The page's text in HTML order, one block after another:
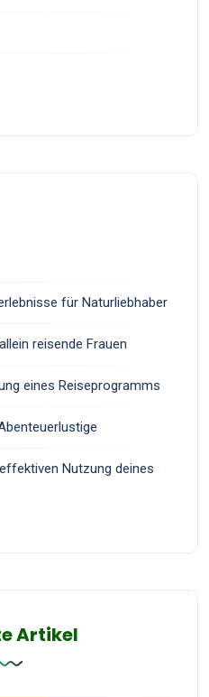
für Naturliebhaber
reisende Frauen
eines Reiseprogramms
Nutzung deines
Artikel